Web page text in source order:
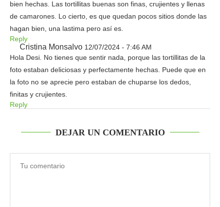
bien hechas. Las tortillitas buenas son finas, crujientes y llenas
de camarones. Lo cierto, es que quedan pocos sitios donde las
hagan bien, una lastima pero así es.
Reply
Cristina Monsalvo 12/07/2024 - 7:46 AM
Hola Desi. No tienes que sentir nada, porque las tortillitas de la
foto estaban deliciosas y perfectamente hechas. Puede que en
la foto no se aprecie pero estaban de chuparse los dedos,
finitas y crujientes.
Reply
DEJAR UN COMENTARIO